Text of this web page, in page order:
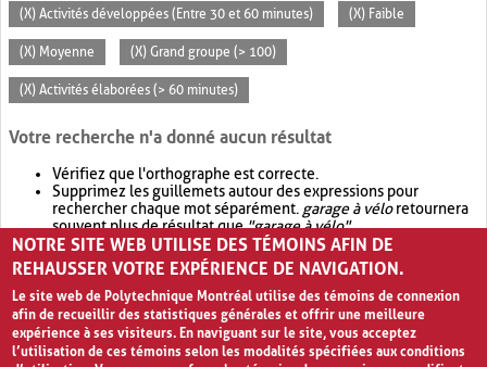
(X) Activités développées (Entre 30 et 60 minutes) (X) Faible
(X) Moyenne (X) Grand groupe (> 100)
(X) Activités élaborées (> 60 minutes)
Votre recherche n'a donné aucun résultat
Vérifiez que l'orthographe est correcte.
Supprimez les guillemets autour des expressions pour
rechercher chaque mot séparément. garage à véloretournera
souvent plus de résultat que"garage à vélo".
Envisagez d'élargir votre recherche avec OR.garage OR vélo
retournera souvent plus de résultat quegarage à vélo
NOTRE SITE WEB UTILISE DES TÉMOINS AFIN DE
REHAUSSER VOTRE EXPÉRIENCE DE NAVIGATION.
Le site web de Polytechnique Montréal utilise des témoins de connexion
afin de recueillir des statistiques générales et offrir une meilleure
expérience à ses visiteurs. En naviguant sur le site, vous acceptez
l’utilisation de ces témoins selon les modalités spécifiées aux conditions